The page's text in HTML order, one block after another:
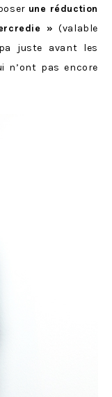
une réduction
» (valable
juste avant les
n’ont pas encore